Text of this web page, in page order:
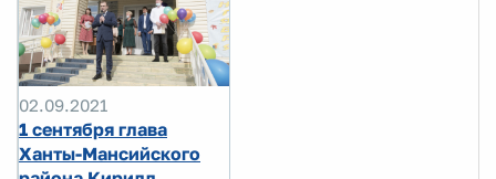
02.09.2021
1 сентября глава
Ханты-Мансийского